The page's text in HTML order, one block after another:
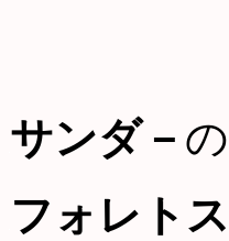
サンダ－ の
フォレトス